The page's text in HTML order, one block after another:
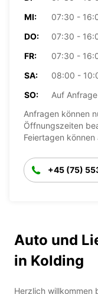
MI:
07:30 -
DO:
07:30 -
FR:
07:30 -
SA:
08:00 -
SO:
Auf Anfrage
Anfragen können
Öffnungszeiten
Feiertagen
+45 (75)
Auto und
in Kolding
Herzlich willkommen